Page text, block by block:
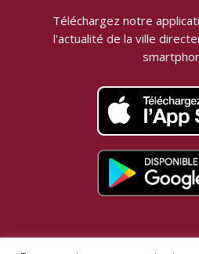
Téléchargez notre
l'actualité de la ville
MENTIONS LÉGALES |